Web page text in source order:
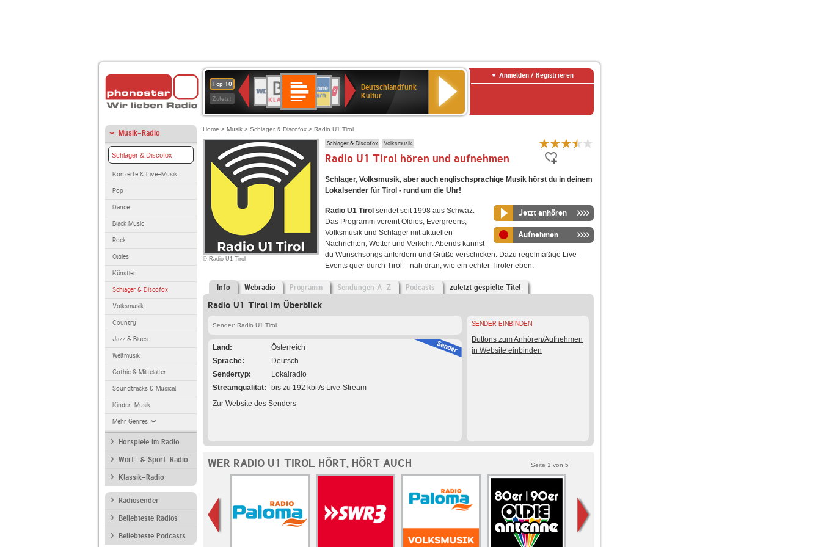
Top 10
Zuletzt
Deutschlandfunk
80er
90er
OLDIE
ANTENNE
SWR3
4
BR-
KLASSIK
Deutschlandfunk
Kultur
ANTENNE
BAYERN
SWR
Kultur
NDR
2
Deutschlandfunk
Kultur
Anmelden / Registrieren
Musik-Radio
Schlager & Discofox
Konzerte & Live-Musik
Pop
Dance
Black Music
Rock
Oldies
Künstler
Schlager & Discofox
Volksmusik
Country
Jazz & Blues
Weltmusik
Gothic & Mittelalter
Soundtracks & Musical
Kinder-Musik
Mehr Genres
Hörspiele im Radio
Wort- & Sport-Radio
Klassik-Radio
Radiosender
Beliebteste Radios
Beliebteste Podcasts
Home > Musik > Schlager & Discofox > Radio U1 Tirol
© Radio U1 Tirol
Schlager & Discofox Volksmusik
Radio U1 Tirol hören und aufnehmen
Schlager, Volksmusik, aber auch englischsprachige Musik hörst du in deinem
Lokalsender für Tirol - rund um die Uhr!
Jetzt anhören
Aufnehmen
Radio U1 Tirol sendet seit 1998 aus Schwaz.
Das Programm vereint Oldies, Evergreens,
Volksmusik und Schlager mit aktuellen
Nachrichten, Wetter und Verkehr. Abends kannst
du Wunschsongs anfordern und Grüße verschicken. Dazu regelmäßige Live-
Events quer durch Tirol – nah dran, wie ein echter Tiroler eben.
Info Webradio Programm Sendungen A-Z Podcasts zuletzt gespielte Titel
Radio U1 Tirol im Überblick
Sender: Radio U1 Tirol
Land
Österreich
Sprache
Deutsch
Sendertyp
Lokalradio
Streamqualität
bis zu 192 kbit/s Live-Stream
Zur Website des Senders
SENDER EINBINDEN
Buttons zum Anhören/Aufnehmen
in Website einbinden
WER RADIO U1 TIROL HÖRT, HÖRT AUCH Seite 1 von 5